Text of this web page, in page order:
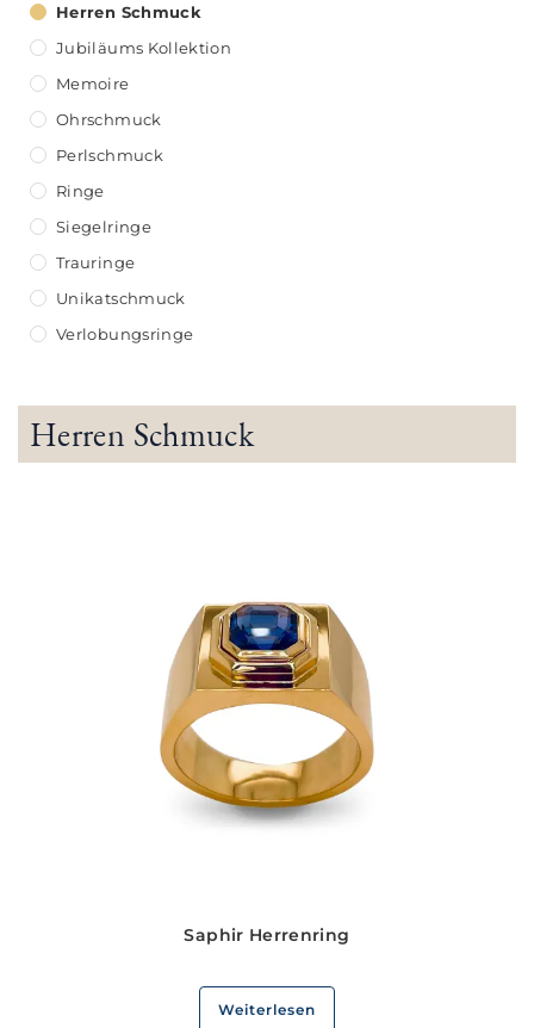
Herren Schmuck
Jubiläums Kollektion
Memoire
Ohrschmuck
Perlschmuck
Ringe
Siegelringe
Trauringe
Unikatschmuck
Verlobungsringe
Herren Schmuck
Saphir Herrenring
Weiterlesen